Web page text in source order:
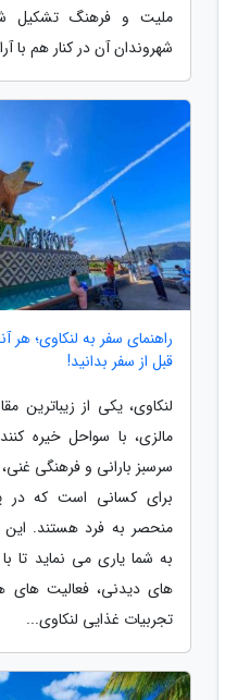
ملیت و فرهنگ تشکیل
شهروندان آن در کنار هم با
راهنمای سفر به لنکاوی؛ هر
قبل از سفر بدانید!
لنکاوی، یکی از زیباترین
مالزی، با سواحل خیره
سرسبز بارانی و فرهنگی
برای کسانی است که در
منحصر به فرد هستند. این
به شما یاری می نماید تا
های دیدنی، فعالیت های
تجربیات غذایی لنکاوی...